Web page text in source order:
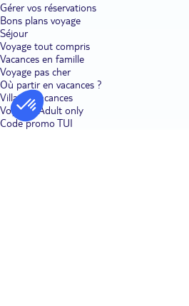
Gérer vos réservations
Bons plans voyage
Séjour
Voyage tout compris
Vacances en famille
Voyage pas cher
Où partir en vacances ?
Villages vacances
Voyages Adult only
Code promo TUI